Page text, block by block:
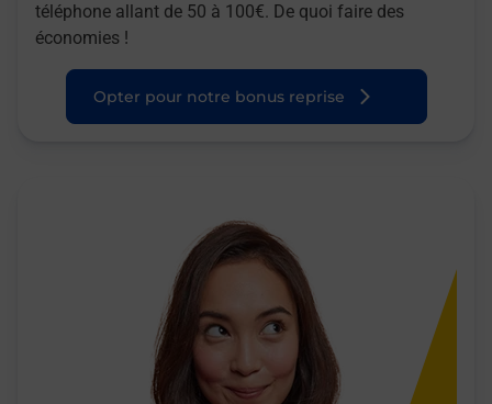
téléphone allant de 50 à 100€. De quoi faire des
économies !
Opter pour notre bonus reprise